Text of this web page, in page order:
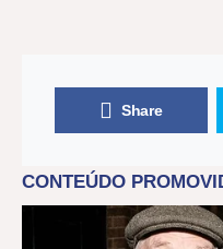
Share